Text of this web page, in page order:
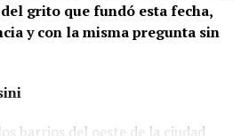
en lo cotidiano. Ayito Cabrera,
la organización Espacio
a personas trans con
que el aumento no se limita a los
de violencia, atravesadas por
grito que fundó esta fecha,
y con la misma pregunta sin
barrios del oeste de la ciudad